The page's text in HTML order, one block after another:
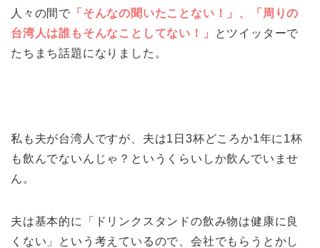
人々の間で 「そんなの聞いたことない！」、「周りの
台湾人は誰もそんなことしてない！」
とツイッターで
たちまち話題になりました。
私も夫が台湾人ですが、夫は1日3杯どころか1年に1杯
も飲んでないんじゃ？というくらいしか飲んでいませ
ん。
夫は基本的に「ドリンクスタンドの飲み物は健康に良
くない」という考えているので、会社でもらうとかし